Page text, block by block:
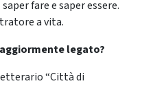
fare e saper essere.
a vita.
legato?
“Città di